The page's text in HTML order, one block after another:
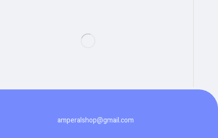
amperalshop@gmail.com